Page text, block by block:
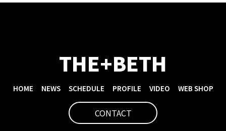
THE+BETH
HOME NEWS SCHEDULE PROFILE VIDEO WEB SHOP
CONTACT